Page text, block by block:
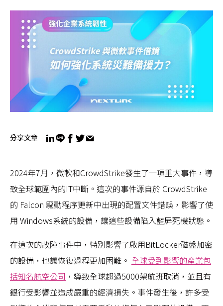
分享文章
2024年7月，微軟和CrowdStrike發生了一項重大事件，導
致全球範圍內的IT中斷。這次的事件源自於 CrowdStrike
的 Falcon 驅動程序更新中出現的配置文件錯誤，影響了使
用 Windows系統的設備，讓這些設備陷入藍屏死機狀態​​。
在這次的故障事件中，特別影響了啟用BitLocker磁盤加密
的設備，也讓恢復過程更加困難​。 全球受到影響的產業包
括知名航空公司 ，導致全球超過5000架航班取消，並且有
銀行受影響並造成嚴重的經濟損失。事件發生後，許多受